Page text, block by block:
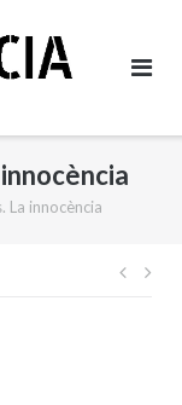
innocència
La innocència